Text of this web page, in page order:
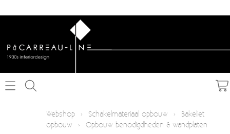
Webshop › Schakelmateriaal opbouw ›
Bakeliet
opbouw
› Opbouw benodigdheden & wandplaten